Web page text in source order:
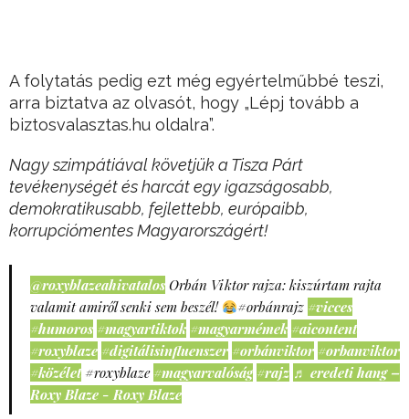
A folytatás pedig ezt még egyértelműbbé teszi,
arra biztatva az olvasót, hogy „Lépj tovább a
biztosvalasztas.hu oldalra”.
Nagy szimpátiával követjük a Tisza Párt
tevékenységét és harcát egy igazságosabb,
demokratikusabb, fejlettebb, európaibb,
korrupciómentes Magyarországért!
@roxyblazeahivatalos Orbán Viktor rajza: kiszúrtam rajta
valamit amiről senki sem beszél!
#orbánrajz #vicces
#humoros #magyartiktok #magyarmémek #aicontent
#roxyblaze #digitálisinfluenszer #orbánviktor #orbanviktor
#közélet #roxyblaze #magyarvalóság #rajz ♬ eredeti hang –
Roxy Blaze - Roxy Blaze